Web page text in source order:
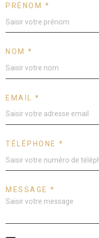
PRÉNOM *
NOM *
EMAIL *
TÉLÉPHONE *
MESSAGE *